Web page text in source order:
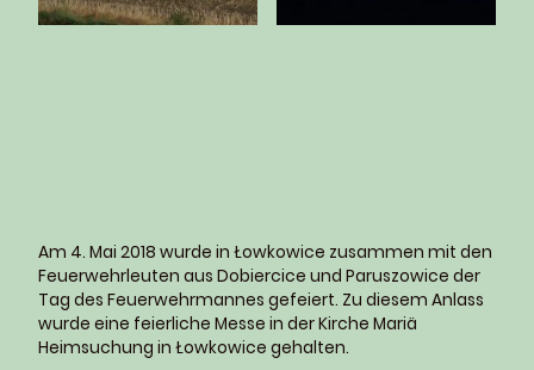
Am 4. Mai 2018 wurde in Łowkowice zusammen mit den
Feuerwehrleuten aus Dobiercice und Paruszowice der
Tag des Feuerwehrmannes gefeiert. Zu diesem Anlass
wurde eine feierliche Messe in der Kirche Mariä
Heimsuchung in Łowkowice gehalten.